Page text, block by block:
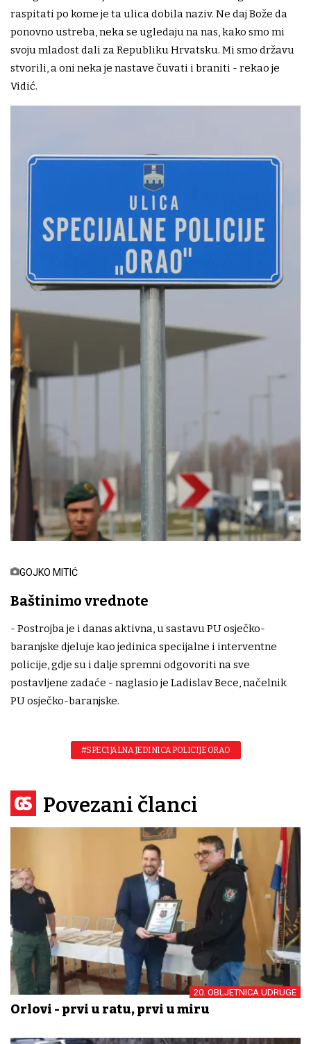
raspitati po kome je ta ulica dobila naziv. Ne daj Bože da
ponovno ustreba, neka se ugledaju na nas, kako smo mi
svoju mladost dali za Republiku Hrvatsku. Mi smo državu
stvorili, a oni neka je nastave čuvati i braniti - rekao je
Vidić.
GOJKO MITIĆ
Baštinimo vrednote
- Postrojba je i danas aktivna, u sastavu PU osječko-
baranjske djeluje kao jedinica specijalne i interventne
policije, gdje su i dalje spremni odgovoriti na sve
postavljene zadaće - naglasio je Ladislav Bece, načelnik
PU osječko-baranjske.
#SPECIJALNA JEDINICA POLICIJE ORAO
Povezani članci
20. OBLJETNICA UDRUGE
Orlovi - prvi u ratu, prvi u miru